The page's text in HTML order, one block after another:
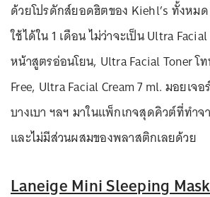
ด้วยโปรดักส์ยอดฮิตของ Kiehl’s ทั้งหม
ใช้ได้ใน 1 เดือน ไม่ว่าจะเป็น Ultra
หน้าสูตรอ่อนโยน, Ultra Facial Toner โ
Free, Ultra Facial Cream 7 ml. มอยเจอ
บางเบา ฯลฯ มาในแพ็กเกจสุดคิวต์ที่ทำจ
และไม่มีส่วนผสมของพลาสติกเลยด้วย
Laneige Mini Sleeping